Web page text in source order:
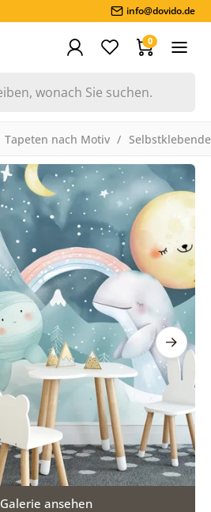
info@dovido.de
0
Tapeten nach Motiv
Galerie ansehen